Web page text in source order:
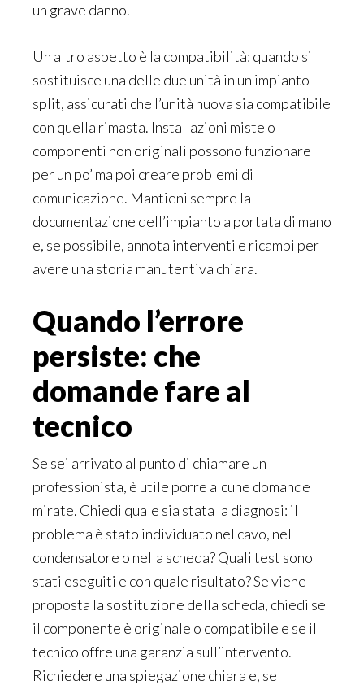
un grave danno.
Un altro aspetto è la compatibilità: quando si
sostituisce una delle due unità in un impianto
split, assicurati che l’unità nuova sia compatibile
con quella rimasta. Installazioni miste o
componenti non originali possono funzionare
per un po’ ma poi creare problemi di
comunicazione. Mantieni sempre la
documentazione dell’impianto a portata di mano
e, se possibile, annota interventi e ricambi per
avere una storia manutentiva chiara.
Quando l’errore
persiste: che
domande fare al
tecnico
Se sei arrivato al punto di chiamare un
professionista, è utile porre alcune domande
mirate. Chiedi quale sia stata la diagnosi: il
problema è stato individuato nel cavo, nel
condensatore o nella scheda? Quali test sono
stati eseguiti e con quale risultato? Se viene
proposta la sostituzione della scheda, chiedi se
il componente è originale o compatibile e se il
tecnico offre una garanzia sull’intervento.
Richiedere una spiegazione chiara e, se